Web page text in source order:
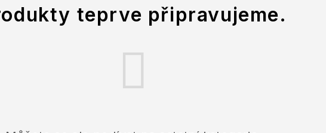
teprve připravujeme.